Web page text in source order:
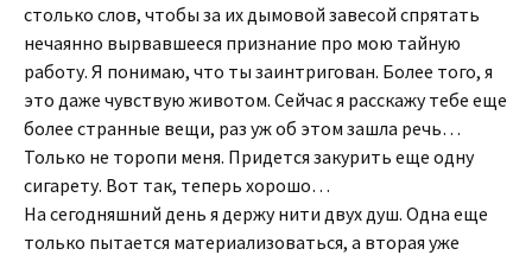
столько слов, чтобы за их дымовой завесой спрятать
нечаянно вырвавшееся признание про мою тайную
работу. Я понимаю, что ты заинтригован. Более того, я
это даже чувствую животом. Сейчас я расскажу тебе еще
более странные вещи, раз уж об этом зашла речь…
Только не торопи меня. Придется закурить еще одну
сигарету. Вот так, теперь хорошо…
На сегодняшний день я держу нити двух душ. Одна еще
только пытается материализоваться, а вторая уже